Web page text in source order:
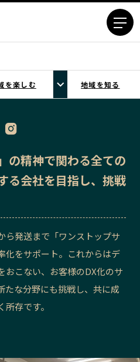
青森エリア
山形エリア
群馬エリア
千葉エリア
石川エリア
山梨エリア
岐阜エリア
愛知エリア
滋賀エリア
を楽しむ 地域を知る
の精神で関わる全ての
る会社を目指し、挑戦
ら発送まで「ワンストップサ
化をサポート。これからはデ
おこない、お客様のDX化のサ
たな分野にも挑戦し、共に成
存です。